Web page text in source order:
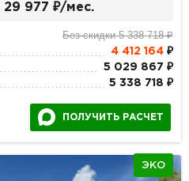
29 977 ₽/мес.
Без скидки 5 338 718 ₽
4 412 164₽
5 029 867 ₽
5 338 718 ₽
ПОЛУЧИТЬ РАСЧЕТ
ЭКО